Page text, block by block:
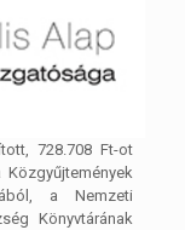
728.708 Ft-ot
a Nemzeti
Könyvtárának